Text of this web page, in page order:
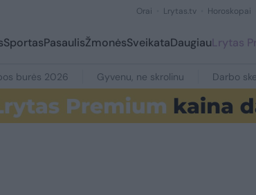
Orai Lrytas.tv Horoskopai
SportasPasaulisŽmonėsSveikataDaugiauLrytas
burės 2026 Gyvenu, ne skrolinu Darbo